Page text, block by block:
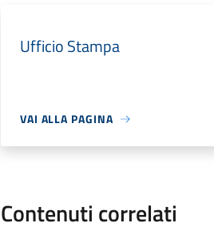
Ufficio Stampa
VAI ALLA PAGINA
Contenuti correlati